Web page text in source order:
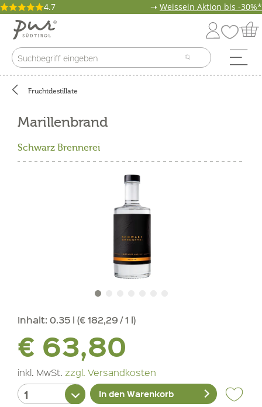
4.7 ➝ Weissein Aktion bis -30%*
Fruchtdestillate
Marillenbrand
Schwarz Brennerei
Inhalt: 0.35 l (€ 182,29 / 1 l)
€ 63,80
inkl. MwSt. zzgl. Versandkosten
In den Warenkorb